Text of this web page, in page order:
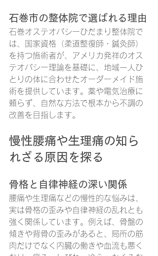
石巻市の整体院で選ばれる理由
石巻オステオパシーひだまり整体院で
は、国家資格（柔道整復師・鍼灸師）
を持つ施術者が、アメリカ発祥のオス
テオパシー理論を基礎に、地域一人ひ
とりの体に合わせたオーダーメイド施
術を提供しています。薬や電気治療に
頼らず、自然な方法で根本から不調の
改善を目指します。
慢性腰痛や生理痛の知ら
れざる原因を探る
骨格と自律神経の深い関係
腰痛や生理痛などの慢性的な悩みは、
実は骨格の歪みや自律神経の乱れとも
強く関係しています。例えば、骨盤の
傾きや背骨の歪みがあると、局所の筋
肉だけでなく内臓の働きや血流も悪く